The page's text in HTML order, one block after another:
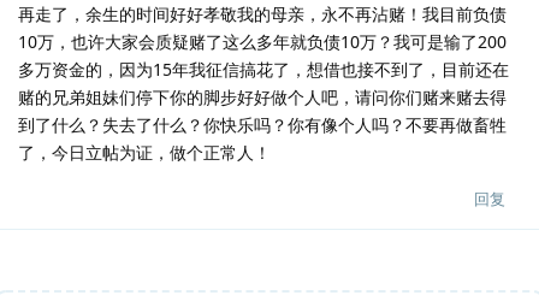
再走了，余生的时间好好孝敬我的母亲，永不再沾赌！我目前负债
10万，也许大家会质疑赌了这么多年就负债10万？我可是输了200
多万资金的，因为15年我征信搞花了，想借也接不到了，目前还在
赌的兄弟姐妹们停下你的脚步好好做个人吧，请问你们赌来赌去得
到了什么？失去了什么？你快乐吗？你有像个人吗？不要再做畜牲
了，今日立帖为证，做个正常人！
回复